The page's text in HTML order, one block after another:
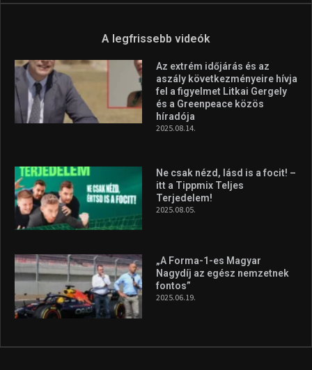
A legfrissebb videók
Az extrém időjárás és az
aszály következményeire hívja
fel a figyelmet Litkai Gergely
és a Greenpeace közös
híradója
2025.08.14.
Ne csak nézd, lásd is a focit! –
itt a Tippmix Teljes
Terjedelem!
2025.08.05.
„A Forma-1-es Magyar
Nagydíj az egész nemzetnek
fontos”
2025.06.19.